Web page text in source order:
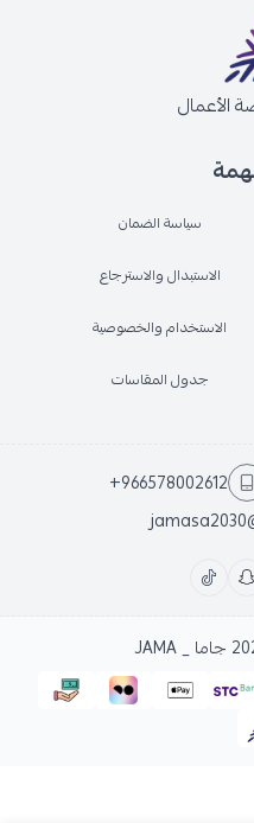
سياسة الضمان
الاستبدال والاسترجاع
الاستخدام والخصوصية
جدول المقاسات
الأعمال
+966578002612
جاما _ JAMA